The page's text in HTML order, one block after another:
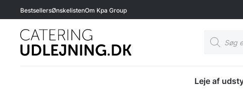
BestsellersØnskelistenOm Kpa Group
search
Leje af